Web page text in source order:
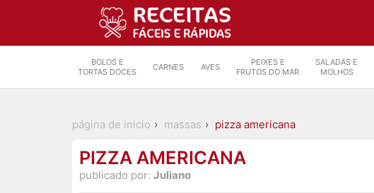
BOLOS E
TORTAS DOCES
CARNES AVES
PEIXES E
FRUTOS DO MAR
SALADAS E
MOLHOS
página de inicio massas pizza americana
PIZZA AMERICANA
publicado por: Juliano